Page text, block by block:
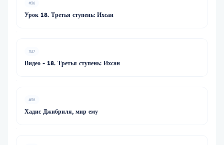
#36
Урок 18. Третья ступень: Ихсан
#37
Видео - 18. Третья ступень: Ихсан
#38
Хадис Джибриля, мир ему